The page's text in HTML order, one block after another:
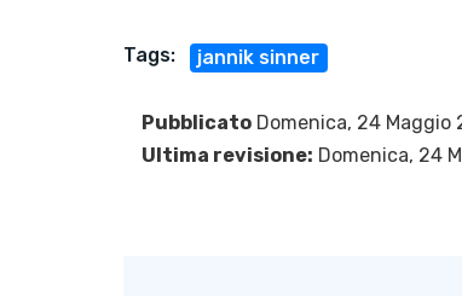
Tags: jannik sinner
Pubblicato Domenica, 24 Maggio
Ultima revisione: Domenica, 24